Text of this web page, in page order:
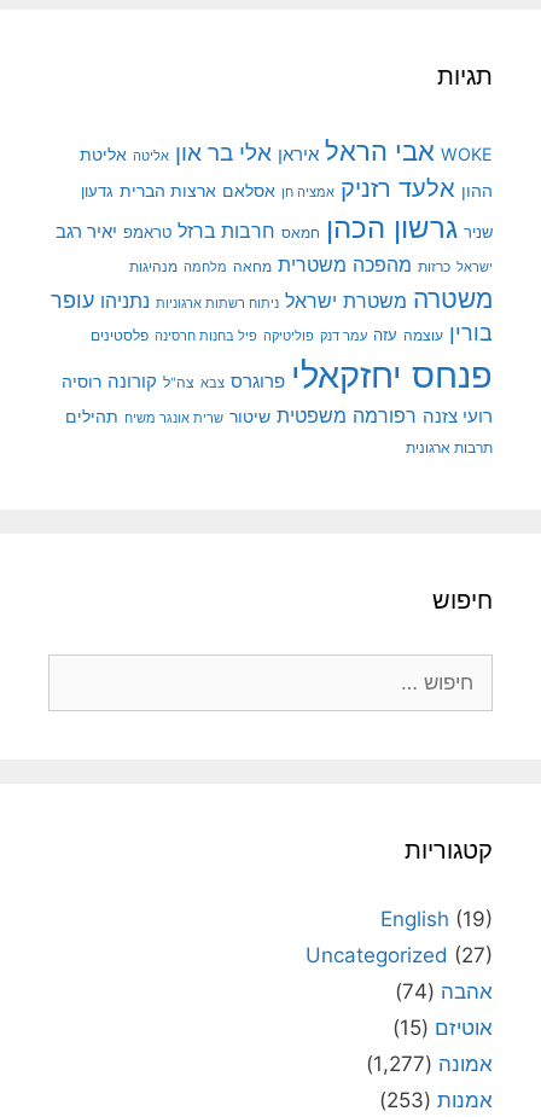
תגיות
WOKE אבי הראל איראן אלי בר און אליטה אליטת
ההון אלעד רזניק אמציה חן אסלאם ארצות הברית גדעון
שניר גרשון הכהן חמאס חרבות ברזל טראמפ יאיר רגב
ישראל כרזות מהפכה משטרית מחאה מלחמה מנהיגות
משטרה משטרת ישראל ניתוח רשתות ארגוניות נתניהו עופר
בורין עוצמה עזה עמר דנק פוליטיקה פיל בחנות חרסינה פלסטינים
פנחס יחזקאלי פרוגרס צבא צה"ל קורונה רוסיה
רועי צזנה רפורמה משפטית שיטור שרית אונגר משיח תהילים
תרבות ארגונית
חיפוש
קטגוריות
English (19)
Uncategorized (27)
אהבה (74)
אוטיזם (15)
אמונה (1,277)
אמנות (253)